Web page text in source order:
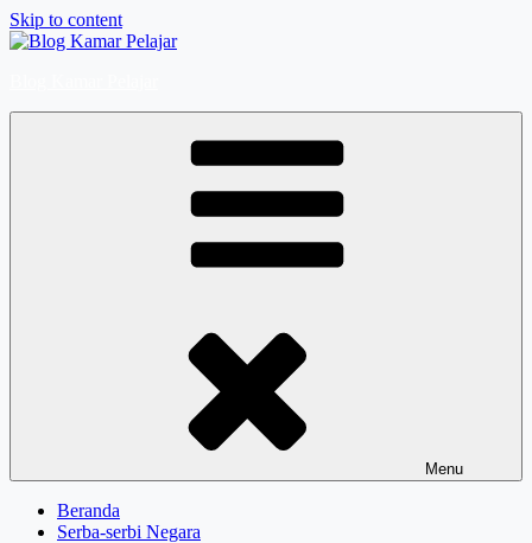
Skip to content
Menu
Beranda
Serba-serbi Negara